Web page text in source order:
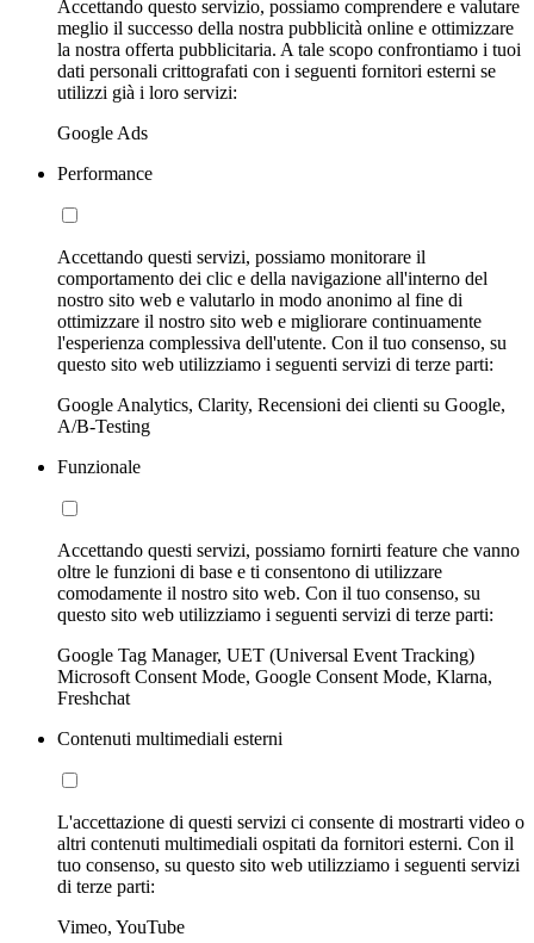
Accettando questo servizio, possiamo comprendere e valutare
meglio il successo della nostra pubblicità online e ottimizzare
la nostra offerta pubblicitaria. A tale scopo confrontiamo i tuoi
dati personali crittografati con i seguenti fornitori esterni se
utilizzi già i loro servizi:
Google Ads
Performance
Accettando questi servizi, possiamo monitorare il
comportamento dei clic e della navigazione all'interno del
nostro sito web e valutarlo in modo anonimo al fine di
ottimizzare il nostro sito web e migliorare continuamente
l'esperienza complessiva dell'utente. Con il tuo consenso, su
questo sito web utilizziamo i seguenti servizi di terze parti:
Google Analytics, Clarity, Recensioni dei clienti su Google,
A/B-Testing
Funzionale
Accettando questi servizi, possiamo fornirti feature che vanno
oltre le funzioni di base e ti consentono di utilizzare
comodamente il nostro sito web. Con il tuo consenso, su
questo sito web utilizziamo i seguenti servizi di terze parti:
Google Tag Manager, UET (Universal Event Tracking)
Microsoft Consent Mode, Google Consent Mode, Klarna,
Freshchat
Contenuti multimediali esterni
L'accettazione di questi servizi ci consente di mostrarti video o
altri contenuti multimediali ospitati da fornitori esterni. Con il
tuo consenso, su questo sito web utilizziamo i seguenti servizi
di terze parti:
Vimeo, YouTube